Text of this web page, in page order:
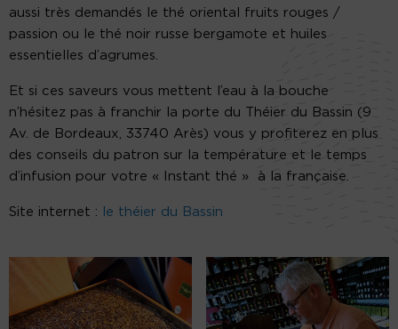
aussi très demandés le thé oriental fruits rouges /
passion ou le thé noir russe bergamote et huiles
essentielles d’agrumes.
Et si ces saveurs vous mettent l’eau à la bouche
n’hésitez pas à franchir la porte du Théier du Bassin (9
Av. de Bordeaux, 33740 Arès) vous y profiterez en plus
des conseils du patron sur la température et le temps
d’infusion pour votre « Instant thé » à la française.
Site internet : le théier du Bassin